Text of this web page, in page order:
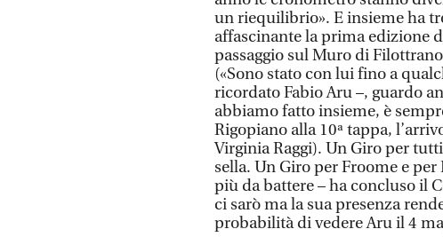
un riequilibrio». E insieme ha
affascinante la prima edizione
passaggio sul Muro di
(«Sono stato con lui fino a
ricordato Fabio Aru –, guardo
abbiamo fatto insieme, è
Rigopiano alla 10ª tappa,
Virginia Raggi). Un Giro per
sella. Un Giro per Froome e
più da battere – ha concluso il
ci sarò ma la sua presenza
probabilità di vedere Aru il 4